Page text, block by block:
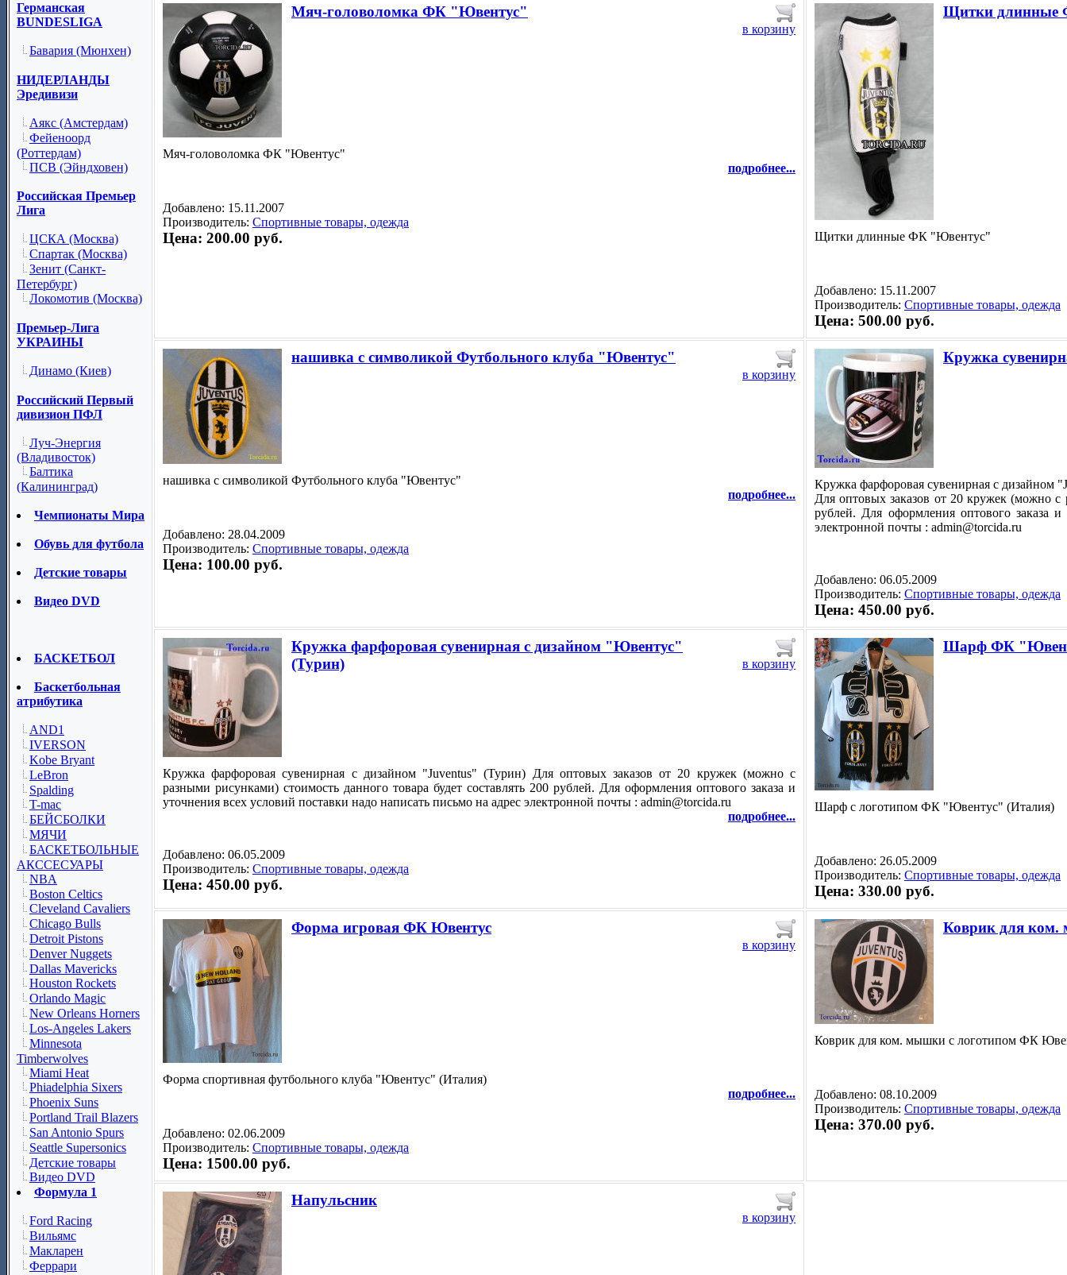
Германская
BUNDESLIGA
Бавария (Мюнхен)
НИДЕРЛАНДЫ
Эредивизи
Аякс (Амстердам)
Фейеноорд
(Роттердам)
ПСВ (Эйндховен)
Российская Премьер
Лига
ЦСКА (Москва)
Спартак (Москва)
Зенит (Санкт-
Петербург)
Локомотив (Москва)
Премьер-Лига
УКРАИНЫ
Динамо (Киев)
Российский Первый
дивизион ПФЛ
Луч-Энергия
(Владивосток)
Балтика
(Калининград)
Чемпионаты Мира
Обувь для футбола
Детские товары
Видео DVD
БАСКЕТБОЛ
Баскетбольная
атрибутика
AND1
IVERSON
Kobe Bryant
LeBron
Spalding
T-mac
БЕЙСБОЛКИ
МЯЧИ
БАСКЕТБОЛЬНЫЕ
АКССЕСУАРЫ
NBA
Boston Celtics
Cleveland Cavaliers
Chicago Bulls
Detroit Pistons
Denver Nuggets
Dallas Mavericks
Houston Rockets
Orlando Magic
New Orleans Horners
Los-Angeles Lakers
Minnesota
Timberwolves
Miami Heat
Phiadelphia Sixers
Phoenix Suns
Portland Trail Blazers
San Antonio Spurs
Seattle Supersonics
Детские товары
Видео DVD
Формула 1
Ford Racing
Вильямс
Макларен
Феррари
Мяч-головоломка ФК "Ювентус"
в корзину
Мяч-головоломка ФК "Ювентус"
подробнее...
Добавлено: 15.11.2007
Производитель: Спортивные товары, одежда
Цена: 200.00 руб.
Щитки длинные
Щитки длинные ФК "Ювентус"
Добавлено: 15.11.2007
Производитель: Спортивные товары, одежда
Цена: 500.00 руб.
нашивка с символикой Футбольного клуба "Ювентус"
в корзину
нашивка с символикой Футбольного клуба "Ювентус"
подробнее...
Добавлено: 28.04.2009
Производитель: Спортивные товары, одежда
Цена: 100.00 руб.
Кружка
Кружка фарфоровая сувенирная с дизайном
Для оптовых заказов от 20 кружек (можно с
рублей. Для оформления оптового заказа
электронной почты : admin@torcida.ru
Добавлено: 06.05.2009
Производитель: Спортивные товары, одежда
Цена: 450.00 руб.
Кружка фарфоровая сувенирная с дизайном "Ювентус"
(Турин)
в корзину
Кружка фарфоровая сувенирная с дизайном "Juventus" (Турин) Для оптовых заказов от 20 кружек (можно с
разными рисунками) стоимость данного товара будет составлять 200 рублей. Для оформления оптового заказа и
уточнения всех условий поставки надо написать письмо на адрес электронной почты : admin@torcida.ru
подробнее...
Добавлено: 06.05.2009
Производитель: Спортивные товары, одежда
Цена: 450.00 руб.
Шарф ФК
Шарф с логотипом ФК "Ювентус" (Италия)
Добавлено: 26.05.2009
Производитель: Спортивные товары, одежда
Цена: 330.00 руб.
Форма игровая ФК Ювентус
в корзину
Форма спортивная футбольного клуба "Ювентус" (Италия)
подробнее...
Добавлено: 02.06.2009
Производитель: Спортивные товары, одежда
Цена: 1500.00 руб.
Коврик для
Коврик для ком. мышки с логотипом ФК
Добавлено: 08.10.2009
Производитель: Спортивные товары, одежда
Цена: 370.00 руб.
Напульсник
в корзину